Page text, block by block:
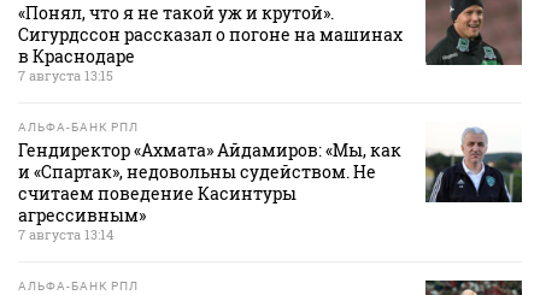
«Понял, что я не такой уж и крутой».
Сигурдссон рассказал о погоне на машинах
в Краснодаре
7 августа 13:15
АЛЬФА-БАНК РПЛ
Гендиректор «Ахмата» Айдамиров: «Мы, как
и «Спартак», недовольны судейством. Не
считаем поведение Касинтуры
агрессивным»
7 августа 13:14
АЛЬФА-БАНК РПЛ